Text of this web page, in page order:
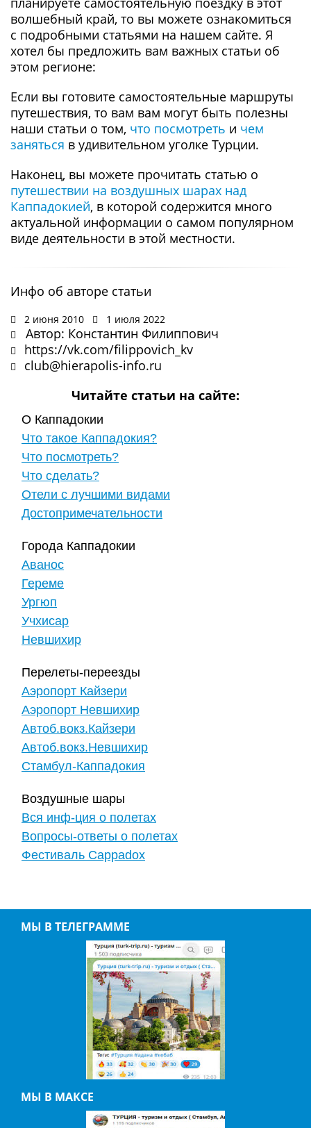
волшебный край, то вы можете ознакомиться
с подробными статьями на нашем сайте. Я
хотел бы предложить вам важных статьи об
этом регионе:
Если вы готовите самостоятельные маршруты
путешествия, то вам вам могут быть полезны
наши статьи о том, что посмотреть и чем
заняться в удивительном уголке Турции.
Наконец, вы можете прочитать статью о
путешествии на воздушных шарах над
Каппадокией, в которой содержится много
актуальной информации о самом популярном
виде деятельности в этой местности.
Инфо об авторе статьи
2 июня 2010 1 июля 2022
Автор: Константин Филиппович
https://vk.com/filippovich_kv
club@hierapolis-info.ru
Читайте статьи на сайте:
О Каппадокии
Что такое Каппадокия?
Что посмотреть?
Что сделать?
Отели с лучшими видами
Достопримечательности
Города Каппадокии
Аванос
Гереме
Ургюп
Учхисар
Невшихир
Перелеты-переезды
Аэропорт Кайзери
Аэропорт Невшихир
Автоб.вокз.Кайзери
Автоб.вокз.Невшихир
Стамбул-Каппадокия
Воздушные шары
Вся инф-ция о полетах
Вопросы-ответы о полетах
Фестиваль Cappadox
МЫ В ТЕЛЕГРАММЕ
МЫ В МАКСЕ